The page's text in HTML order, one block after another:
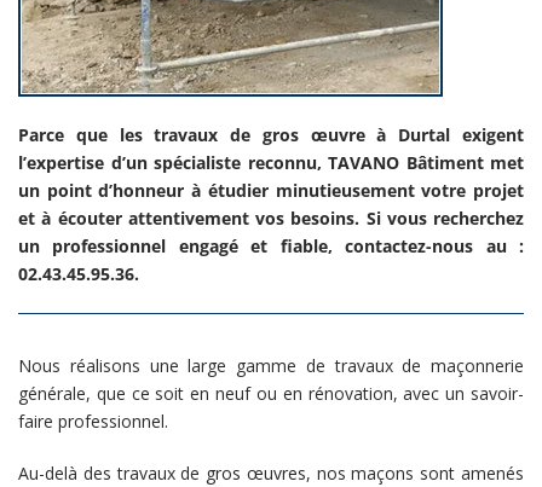
Parce que les travaux de gros œuvre à Durtal exigent
l’expertise d’un spécialiste reconnu, TAVANO Bâtiment met
un point d’honneur à étudier minutieusement votre projet
et à écouter attentivement vos besoins. Si vous recherchez
un professionnel engagé et fiable, contactez-nous au :
02.43.45.95.36.
Nous réalisons une large gamme de travaux de maçonnerie
générale, que ce soit en neuf ou en rénovation, avec un savoir-
faire professionnel.
Au-delà des travaux de gros œuvres, nos maçons sont amenés